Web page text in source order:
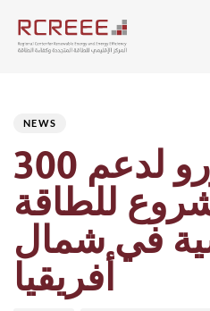
NEWS
300 مليون يورو لدعم
للطاقة
في شمال
أفريقيا